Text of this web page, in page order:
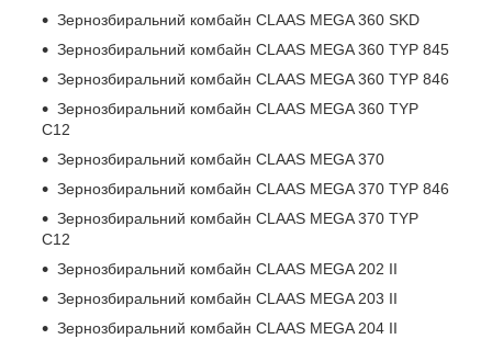
Зернозбиральний комбайн CLAAS MEGA 360 SKD
Зернозбиральний комбайн CLAAS MEGA 360 TYP 845
Зернозбиральний комбайн CLAAS MEGA 360 TYP 846
Зернозбиральний комбайн CLAAS MEGA 360 TYP
C12
Зернозбиральний комбайн CLAAS MEGA 370
Зернозбиральний комбайн CLAAS MEGA 370 TYP 846
Зернозбиральний комбайн CLAAS MEGA 370 TYP
C12
Зернозбиральний комбайн CLAAS MEGA 202 II
Зернозбиральний комбайн CLAAS MEGA 203 II
Зернозбиральний комбайн CLAAS MEGA 204 II